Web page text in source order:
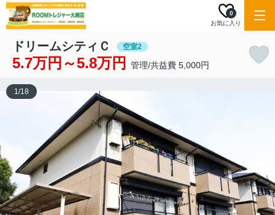
お気に入り
0
ドリームシティＣ 空室2
5.7万円～5.8万円 管理/共益費 5,000円
1/18